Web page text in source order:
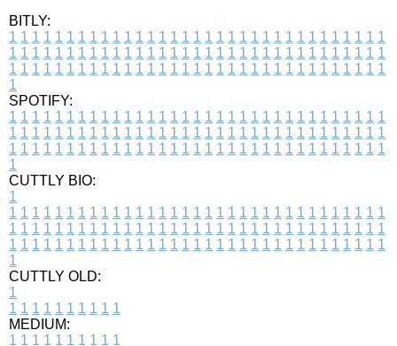
BITLY:
1 1 1 1 1 1 1 1 1 1 1 1 1 1 1 1 1 1 1 1 1 1 1 1 1 1 1 1 1 1 1 1 1
1 1 1 1 1 1 1 1 1 1 1 1 1 1 1 1 1 1 1 1 1 1 1 1 1 1 1 1 1 1 1 1 1
1 1 1 1 1 1 1 1 1 1 1 1 1 1 1 1 1 1 1 1 1 1 1 1 1 1 1 1 1 1 1 1 1
1
SPOTIFY:
1 1 1 1 1 1 1 1 1 1 1 1 1 1 1 1 1 1 1 1 1 1 1 1 1 1 1 1 1 1 1 1 1
1 1 1 1 1 1 1 1 1 1 1 1 1 1 1 1 1 1 1 1 1 1 1 1 1 1 1 1 1 1 1 1 1
1 1 1 1 1 1 1 1 1 1 1 1 1 1 1 1 1 1 1 1 1 1 1 1 1 1 1 1 1 1 1 1 1
1
CUTTLY BIO:
1
1 1 1 1 1 1 1 1 1 1 1 1 1 1 1 1 1 1 1 1 1 1 1 1 1 1 1 1 1 1 1 1 1
1 1 1 1 1 1 1 1 1 1 1 1 1 1 1 1 1 1 1 1 1 1 1 1 1 1 1 1 1 1 1 1 1
1 1 1 1 1 1 1 1 1 1 1 1 1 1 1 1 1 1 1 1 1 1 1 1 1 1 1 1 1 1 1 1 1
1
CUTTLY OLD:
1
1 1 1 1 1 1 1 1 1 1
MEDIUM:
1 1 1 1 1 1 1 1 1 1